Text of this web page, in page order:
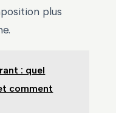
plus
: quel
comment